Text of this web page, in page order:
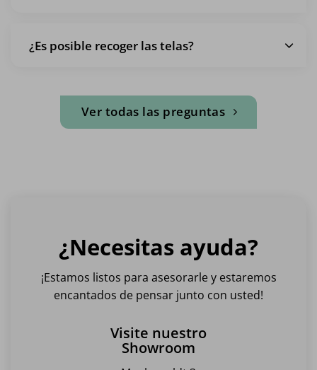
¿Es posible recoger las telas?
Ver todas las preguntas
¿Necesitas ayuda?
¡Estamos listos para asesorarle y estaremos
encantados de pensar junto con usted!
Visite nuestro
Showroom